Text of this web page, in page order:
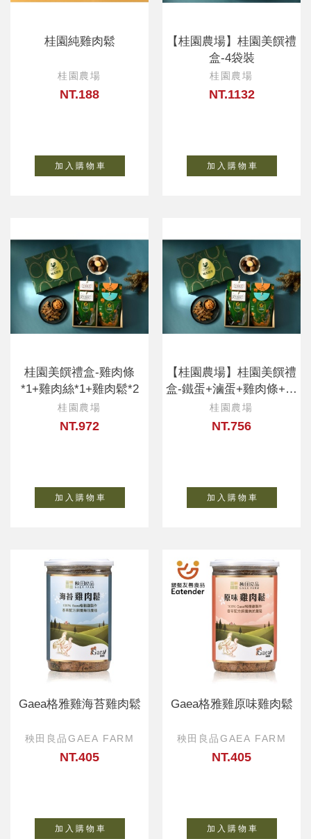
桂園純雞肉鬆
桂園農場
NT.188
加 入 購 物 車
【桂園農場】桂園美饌禮
盒-4袋裝
桂園農場
NT.1132
加 入 購 物 車
桂園美饌禮盒-雞肉條
*1+雞肉絲*1+雞肉鬆*2
桂園農場
NT.972
加 入 購 物 車
【桂園農場】桂園美饌禮
盒-鐵蛋+滷蛋+雞肉條+雞
肉鬆
桂園農場
NT.756
加 入 購 物 車
Gaea格雅雞海苔雞肉鬆
秧田良品GAEA FARM
NT.405
加 入 購 物 車
Gaea格雅雞原味雞肉鬆
秧田良品GAEA FARM
NT.405
加 入 購 物 車